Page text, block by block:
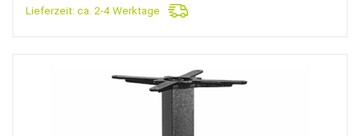
Lieferzeit: ca. 2-4 Werktage